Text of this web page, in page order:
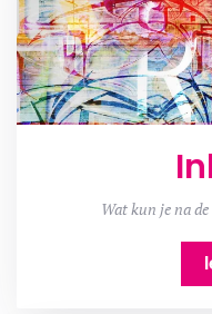
Wat kun je na